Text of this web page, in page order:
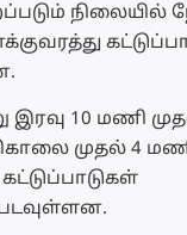
நிலையில்
10 மணி
முதல் 4